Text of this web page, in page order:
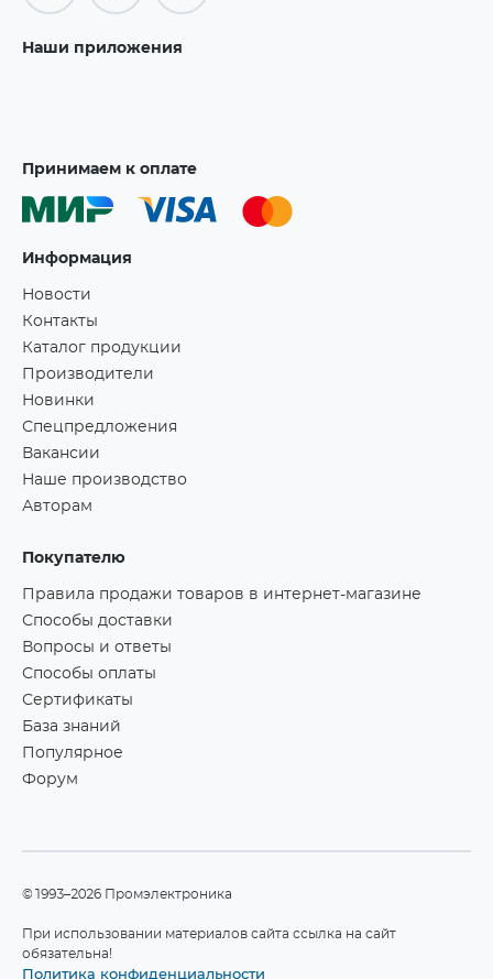
Наши приложения
Принимаем к оплате
Информация
Новости
Контакты
Каталог продукции
Производители
Новинки
Спецпредложения
Вакансии
Наше производство
Авторам
Покупателю
Правила продажи товаров в интернет-магазине
Способы доставки
Вопросы и ответы
Способы оплаты
Сертификаты
База знаний
Популярное
Форум
©1993–2026 Промэлектроника
При использовании материалов сайта ссылка на сайт
обязательна!
Политика конфиденциальности